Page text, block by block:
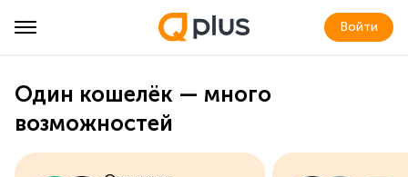
Войти
Один кошелёк — много
возможностей